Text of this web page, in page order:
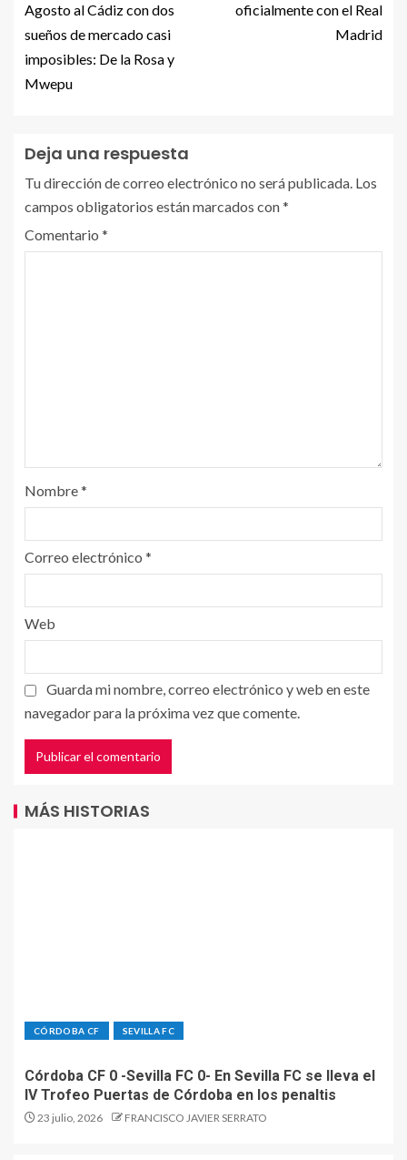
Agosto al Cádiz con dos
sueños de mercado casi
imposibles: De la Rosa y
Mwepu
oficialmente con el Real
Madrid
Deja una respuesta
Tu dirección de correo electrónico no será publicada. Los
campos obligatorios están marcados con*
Comentario *
Nombre*
Correo electrónico *
Web
Guarda mi nombre, correo electrónico y web en este
navegador para la próxima vez que comente.
MÁS HISTORIAS
CÓRDOBA CF SEVILLA FC
Córdoba CF 0 -Sevilla FC 0- En Sevilla FC se lleva el
IV Trofeo Puertas de Córdoba en los penaltis
23 julio, 2026 FRANCISCO JAVIER SERRATO